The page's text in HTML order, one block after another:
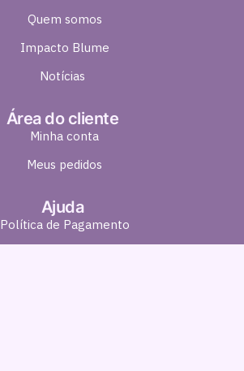
Quem somos
Impacto Blume
Notícias
Área do cliente
Minha conta
Meus pedidos
Ajuda
Política de Pagamento